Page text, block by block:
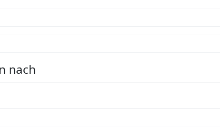
nach